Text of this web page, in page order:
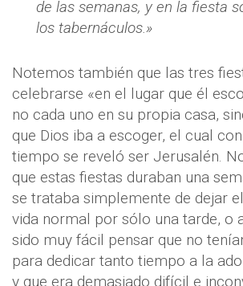
de las semanas, y en la fiesta
los tabernáculos.»
Notemos también que las tres
celebrarse «en el lugar que él
no cada uno en su propia casa,
que Dios iba a escoger, el cual
tiempo se reveló ser Jerusalén.
que estas fiestas duraban una
se trataba simplemente de dejar
vida normal por sólo una tarde, o
sido muy fácil pensar que no
para dedicar tanto tiempo a la
y que era demasiado difícil e